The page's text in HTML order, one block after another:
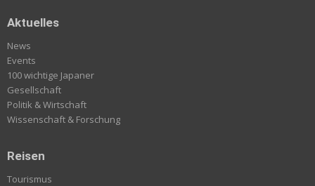
Aktuelles
News
Events
100 wichtige Japaner
Gesellschaft
Politik & Wirtschaft
Wissenschaft & Forschung
Reisen
Tourismus